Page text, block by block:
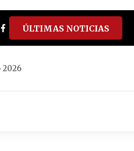
facebook
tiktokyoutube
spotify
ÚLTIMAS NOTICIAS
2026